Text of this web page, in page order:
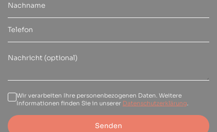
Wir verarbeiten Ihre personenbezogenen Daten. Weitere
Informationen finden Sie in unserer Datenschutzerklärung
Senden